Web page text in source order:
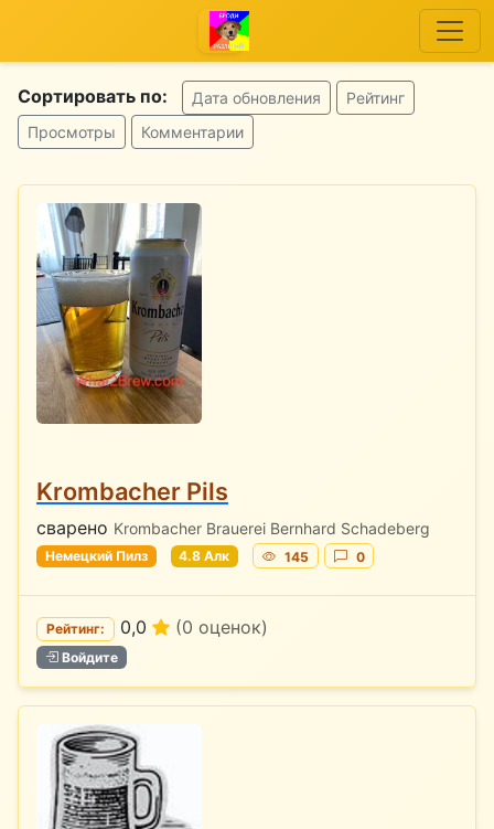
Сортировать по: Дата обновления
Рейтинг
Просмотры
Комментарии
Krombacher Pils
сварено Krombacher Brauerei Bernhard Schadeberg
Немецкий Пилз 4.8 Алк 145 0
Рейтинг: 0,0 (0 оценок)
Войдите